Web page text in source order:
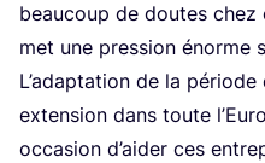
beau­coup de doutes
met une pres­sion énorme
L’a­dap­ta­tion de la
exten­sion dans toute
occa­sion d’ai­der ces